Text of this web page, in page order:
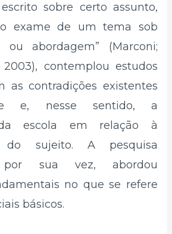
sobre certo assunto,
exame de um tema sob
ou abordagem” (Marconi;
2003), contemplou estudos
as contradições existentes
e, nesse sentido, a
escola em relação à
do sujeito. A pesquisa
por sua vez, abordou
no que se refere
básicos.